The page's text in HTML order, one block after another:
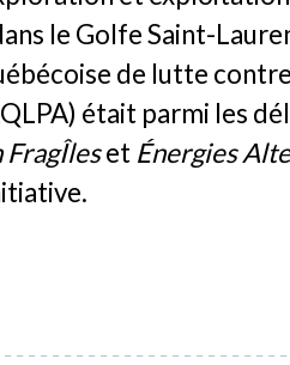
le Golfe Saint-
de lutte
était parmi les
et Énergies